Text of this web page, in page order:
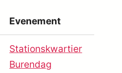
Outlook Live
Evenement
Stationskwartier
Burendag